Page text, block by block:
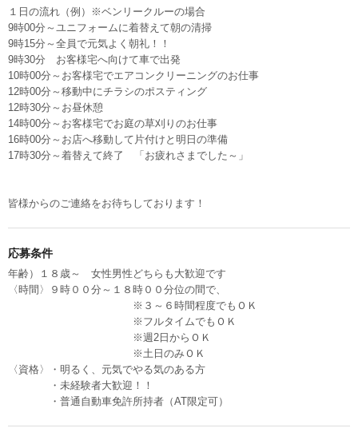
１日の流れ（例）※ベンリークルーの場合
9時00分～ユニフォームに着替えて朝の清掃
9時15分～全員で元気よく朝礼！！
9時30分 お客様宅へ向けて車で出発
10時00分～お客様宅でエアコンクリーニングのお仕事
12時00分～移動中にチラシのポスティング
12時30分～お昼休憩
14時00分～お客様宅でお庭の草刈りのお仕事
16時00分～お店へ移動して片付けと明日の準備
17時30分～着替えて終了 「お疲れさまでした～」
皆様からのご連絡をお待ちしております！
応募条件
年齢）１８歳～ 女性男性どちらも大歓迎です
〈時間〉９時００分～１８時００分位の間で、
※３～６時間程度でもＯＫ
※フルタイムでもＯＫ
※週2日からＯＫ
※土日のみＯＫ
〈資格〉・明るく、元気でやる気のある方
・未経験者大歓迎！！
・普通自動車免許所持者（AT限定可）